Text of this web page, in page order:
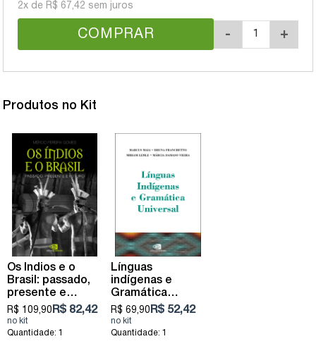
2x de R$ 67,42 sem juros
COMPRAR - +
Produtos no Kit
Os Índios e o
Brasil: passado,
presente e
futuro
R$ 109,90 R$ 82,42
Quantidade: 1
Línguas
indígenas e
Gramática
Universal
R$ 69,90 R$ 52,42
Quantidade: 1